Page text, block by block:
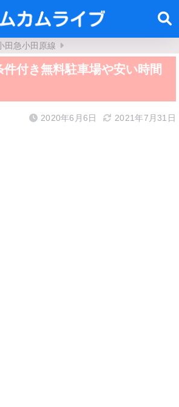
田急小田原線
付き無料駐車場や安い時間
2020年6月6日 2021年7月31日